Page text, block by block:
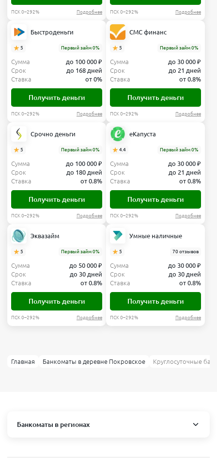
ПСК 0–292% Подробнее ПСК 0–292% Подробнее
Быстроденьги
5 Первый займ 0%
Сумма
до 100 000 ₽
Срок
до 168 дней
Ставка
от 0%
Получить деньги
ПСК 0–292% Подробнее
СМС финанс
5 Первый займ 0%
Сумма
до 30 000 ₽
Срок
до 21 дней
Ставка
от 0.8%
Получить деньги
ПСК 0–292% Подробнее
Срочно деньги
5 Первый займ 0%
Сумма
до 100 000 ₽
Срок
до 180 дней
Ставка
от 0.8%
Получить деньги
ПСК 0–292% Подробнее
еКапуста
4.4 Первый займ 0%
Сумма
до 30 000 ₽
Срок
до 21 дней
Ставка
от 0.8%
Получить деньги
ПСК 0–292% Подробнее
Эквазайм
5 Первый займ 0%
Сумма
до 50 000 ₽
Срок
до 30 дней
Ставка
от 0.8%
Получить деньги
ПСК 0–292% Подробнее
Умные наличные
5 70 отзывов
Сумма
до 30 000 ₽
Срок
до 30 дней
Ставка
от 0.8%
Получить деньги
ПСК 0–292% Подробнее
Главная Банкоматы в деревне Покровское Круглосуточные
Банкоматы в регионах